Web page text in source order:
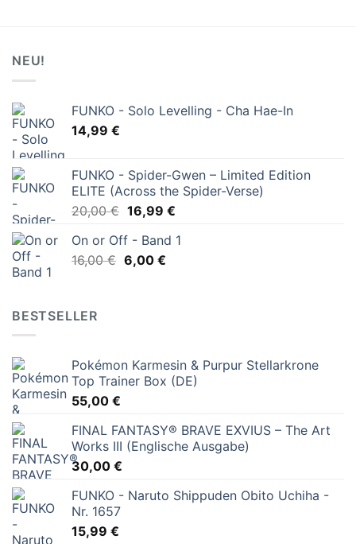
NEU!
FUNKO - Solo Levelling - Cha Hae-In
14,99 €
FUNKO - Spider-Gwen – Limited Edition
ELITE (Across the Spider-Verse)
20,00€ Ursprünglicher
war:
20,00 €
16,99 €Aktueller
ist:
On or Off - Band 1
16,00€ Ursprünglicher
6,00 €Aktueller
BESTSELLER
Pokémon Karmesin & Purpur Stellarkrone
Top Trainer Box (DE)
55,00 €
FINAL FANTASY® BRAVE EXVIUS – The Art
Works III (Englische Ausgabe)
30,00 €
FUNKO - Naruto Shippuden Obito Uchiha -
Nr. 1657
15,99 €